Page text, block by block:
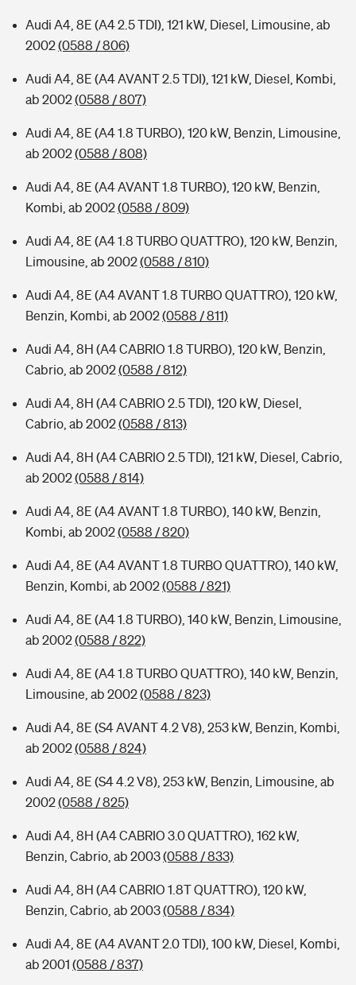
Audi A4, 8E (A4 2.5 TDI), 121 kW, Diesel, Limousine, ab
2002(0588 / 806)
Audi A4, 8E (A4 AVANT 2.5 TDI), 121 kW, Diesel, Kombi,
ab 2002(0588 / 807)
Audi A4, 8E (A4 1.8 TURBO), 120 kW, Benzin, Limousine,
ab 2002(0588 / 808)
Audi A4, 8E (A4 AVANT 1.8 TURBO), 120 kW, Benzin,
Kombi, ab 2002(0588 / 809)
Audi A4, 8E (A4 1.8 TURBO QUATTRO), 120 kW, Benzin,
Limousine, ab 2002(0588 / 810)
Audi A4, 8E (A4 AVANT 1.8 TURBO QUATTRO), 120 kW,
Benzin, Kombi, ab 2002(0588 / 811)
Audi A4, 8H (A4 CABRIO 1.8 TURBO), 120 kW, Benzin,
Cabrio, ab 2002(0588 / 812)
Audi A4, 8H (A4 CABRIO 2.5 TDI), 120 kW, Diesel,
Cabrio, ab 2002(0588 / 813)
Audi A4, 8H (A4 CABRIO 2.5 TDI), 121 kW, Diesel, Cabrio,
ab 2002(0588 / 814)
Audi A4, 8E (A4 AVANT 1.8 TURBO), 140 kW, Benzin,
Kombi, ab 2002(0588 / 820)
Audi A4, 8E (A4 AVANT 1.8 TURBO QUATTRO), 140 kW,
Benzin, Kombi, ab 2002(0588 / 821)
Audi A4, 8E (A4 1.8 TURBO), 140 kW, Benzin, Limousine,
ab 2002(0588 / 822)
Audi A4, 8E (A4 1.8 TURBO QUATTRO), 140 kW, Benzin,
Limousine, ab 2002(0588 / 823)
Audi A4, 8E (S4 AVANT 4.2 V8), 253 kW, Benzin, Kombi,
ab 2002(0588 / 824)
Audi A4, 8E (S4 4.2 V8), 253 kW, Benzin, Limousine, ab
2002(0588 / 825)
Audi A4, 8H (A4 CABRIO 3.0 QUATTRO), 162 kW,
Benzin, Cabrio, ab 2003(0588 / 833)
Audi A4, 8H (A4 CABRIO 1.8T QUATTRO), 120 kW,
Benzin, Cabrio, ab 2003(0588 / 834)
Audi A4, 8E (A4 AVANT 2.0 TDI), 100 kW, Diesel, Kombi,
ab 2001 (0588 / 837)